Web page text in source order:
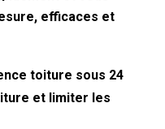
efficaces et
toiture sous 24
et limiter les